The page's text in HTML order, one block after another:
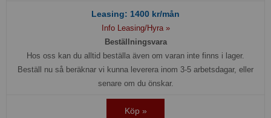
Leasing: 1400 kr/mån
Info Leasing/Hyra »
Beställningsvara
Hos oss kan du alltid beställa även om varan inte finns i lager.
Beställ nu så beräknar vi kunna leverera inom 3-5 arbetsdagar, eller
senare om du önskar.
Köp »